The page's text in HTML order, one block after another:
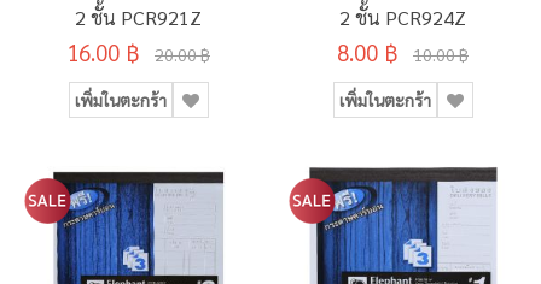
2 ชั้น PCR921Z
16.00 ฿ 20.00 ฿
เพิ่มในตะกร้า
2 ชั้น PCR924Z
8.00 ฿ 10.00 ฿
เพิ่มในตะกร้า